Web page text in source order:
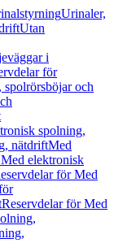
Urinaler,
Utan
i
för
spolrörsböjar och
spolning,
nätdriftMed
elektronisk
för Med
Reservdelar för Med